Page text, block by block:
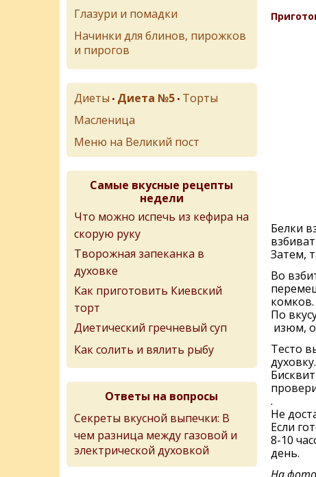
Белки
Затем,
Во
комков.
По
изюм,
Тесто
духовку.
.
Не
Если
8-10
день.
Глазури и помадки
Начинки для блинов, пирожков
и пирогов
Диеты • Диета №5 • Торты
Масленица
Меню на Великий пост
Самые вкусные рецепты
недели
Что можно испечь из кефира на
скорую руку
Творожная запеканка в
духовке
Как приготовить Киевский
торт
Диетический гречневый суп
Как солить и вялить рыбу
Ответы на вопросы
Секреты вкусной выпечки: В
чем разница между газовой и
электрической духовкой